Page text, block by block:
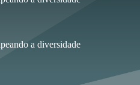
a diversidade